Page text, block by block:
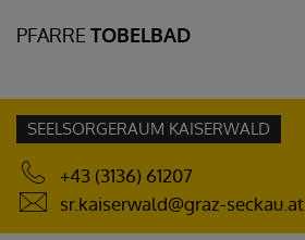
PFARRE TOBELBAD
SEELSORGERAUM KAISERWALD
+43 (3136) 61207
sr.kaiserwald@graz-seckau.at